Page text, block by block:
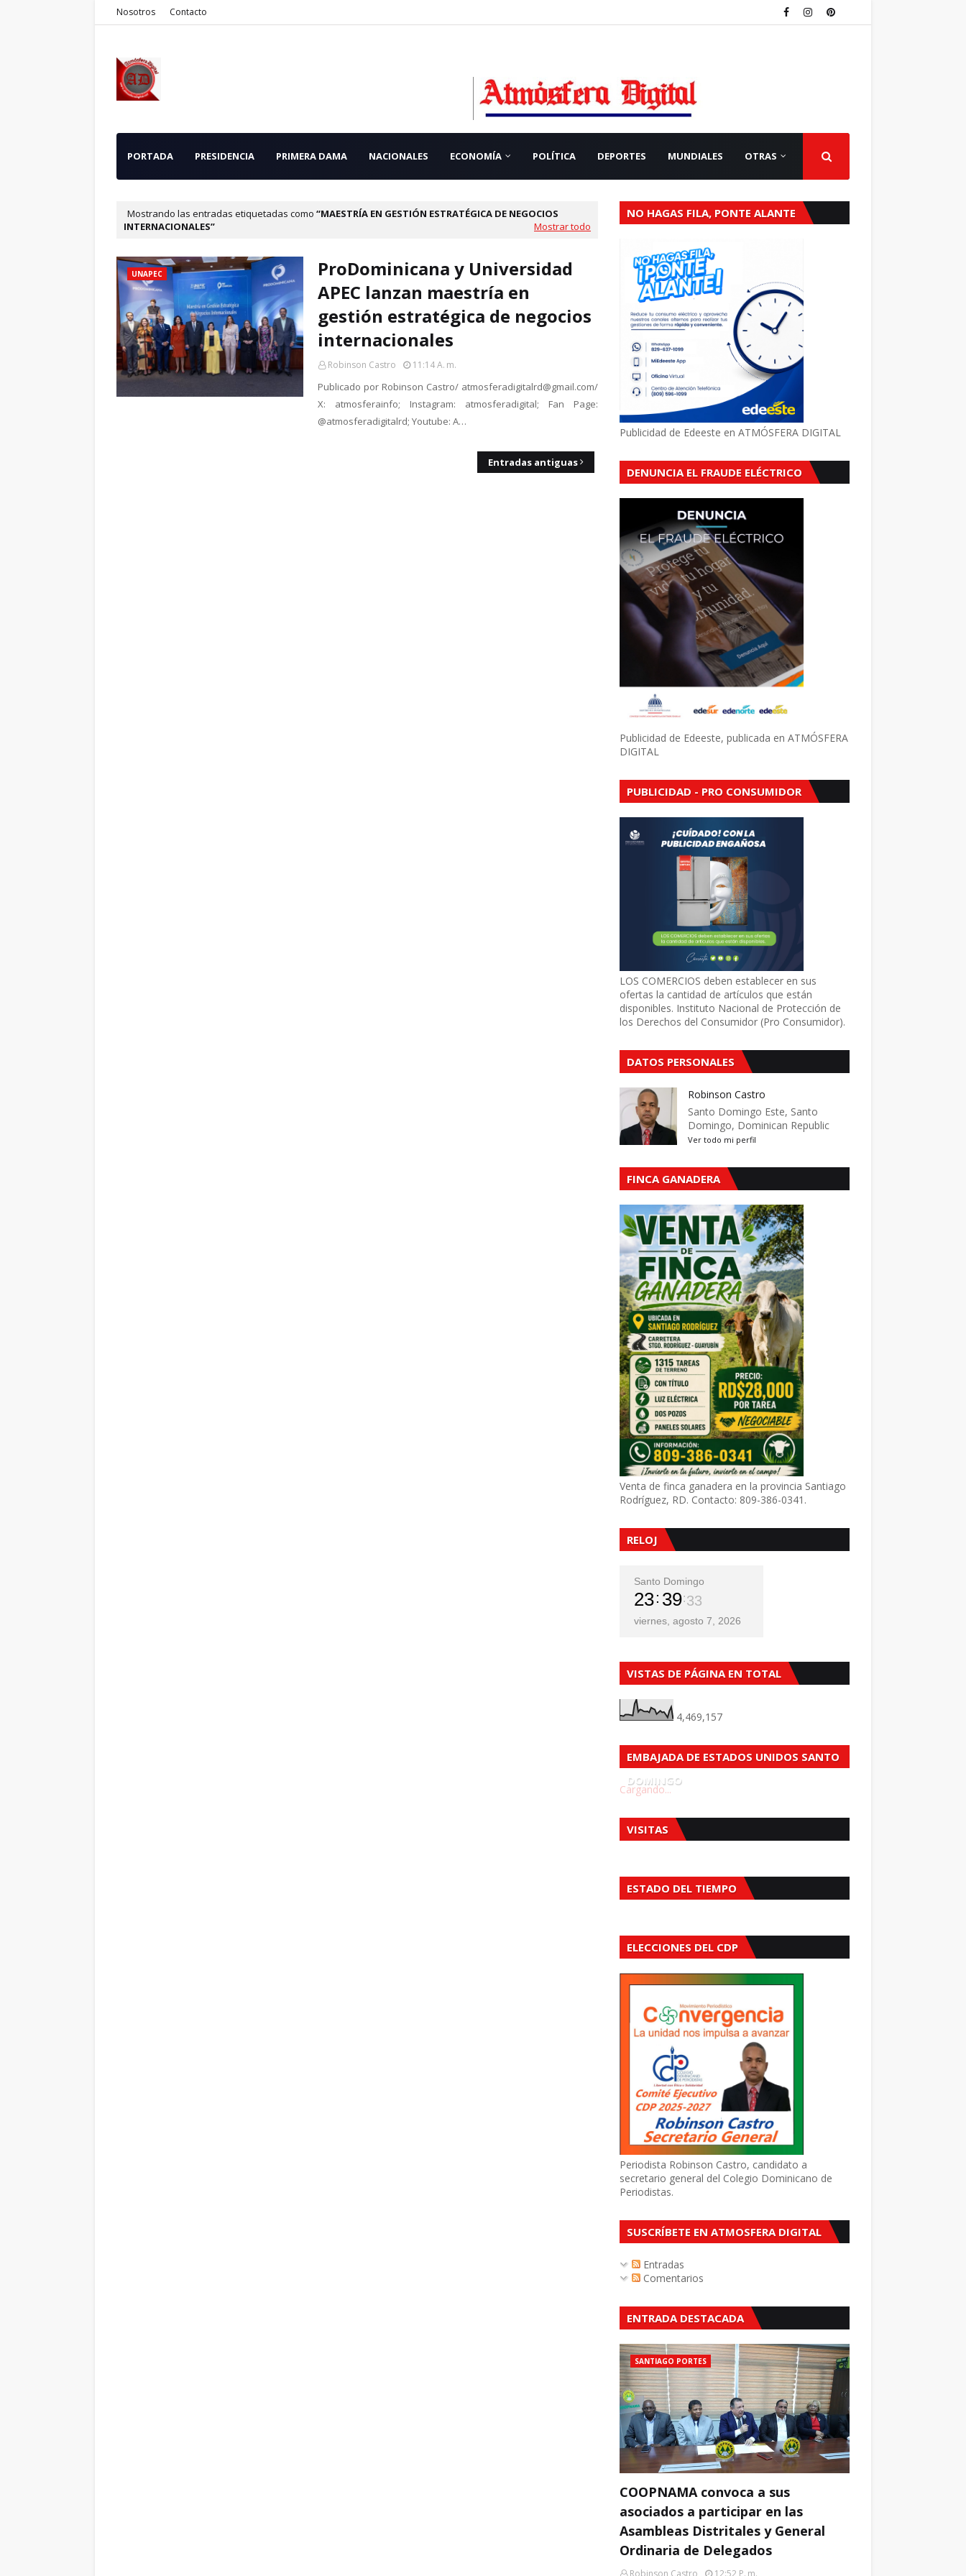
Nosotros Contacto
PORTADA PRESIDENCIA PRIMERA DAMA NACIONALES ECONOMÍA POLÍTICA DEPORTES MUNDIALES OTRAS
Mostrando las entradas etiquetadas como
MAESTRÍA EN GESTIÓN ESTRATÉGICA DE NEGOCIOS
INTERNACIONALES
Mostrar todo
UNAPEC
ProDominicana y Universidad
APEC lanzan maestría en
gestión estratégica de negocios
internacionales
Robinson Castro 11:14 A. M.
Publicado por Robinson Castro/ atmosferadigitalrd@gmail.com/
X: atmosferainfo; Instagram: atmosferadigital; Fan Page:
@atmosferadigitalrd; Youtube: A…
Entradas antiguas
NO HAGAS FILA, PONTE ALANTE
Publicidad de Edeeste en ATMÓSFERA DIGITAL
DENUNCIA EL FRAUDE ELÉCTRICO
Publicidad de Edeeste, publicada en ATMÓSFERA
DIGITAL
PUBLICIDAD - PRO CONSUMIDOR
LOS COMERCIOS deben establecer en sus
ofertas la cantidad de artículos que están
disponibles. Instituto Nacional de Protección de
los Derechos del Consumidor (Pro Consumidor).
DATOS PERSONALES
Robinson Castro
Santo Domingo Este, Santo
Domingo, Dominican Republic
Ver todo mi perfil
FINCA GANADERA
Venta de finca ganadera en la provincia Santiago
Rodríguez, RD. Contacto: 809-386-0341.
RELOJ
Santo Domingo
23 39 34
viernes, agosto 7, 2026
VISTAS DE PÁGINA EN TOTAL
4,469,157
EMBAJADA DE ESTADOS UNIDOS SANTO
DOMINGO
Cargando...
VISITAS
ESTADO DEL TIEMPO
ELECCIONES DEL CDP
Periodista Robinson Castro, candidato a
secretario general del Colegio Dominicano de
Periodistas.
SUSCRÍBETE EN ATMOSFERA DIGITAL
Entradas
Comentarios
ENTRADA DESTACADA
SANTIAGO PORTES
COOPNAMA convoca a sus
asociados a participar en las
Asambleas Distritales y General
Ordinaria de Delegados
Robinson Castro 12:52 P. M.